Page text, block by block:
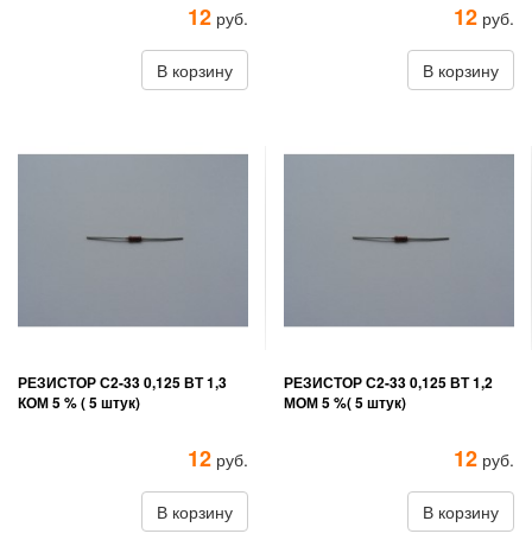
12 руб.
В корзину
12 руб.
В корзину
РЕЗИСТОР С2-33 0,125 ВТ 1,3
КОМ 5 % ( 5 штук)
12 руб.
В корзину
РЕЗИСТОР С2-33 0,125 ВТ 1,2
МОМ 5 %( 5 штук)
12 руб.
В корзину